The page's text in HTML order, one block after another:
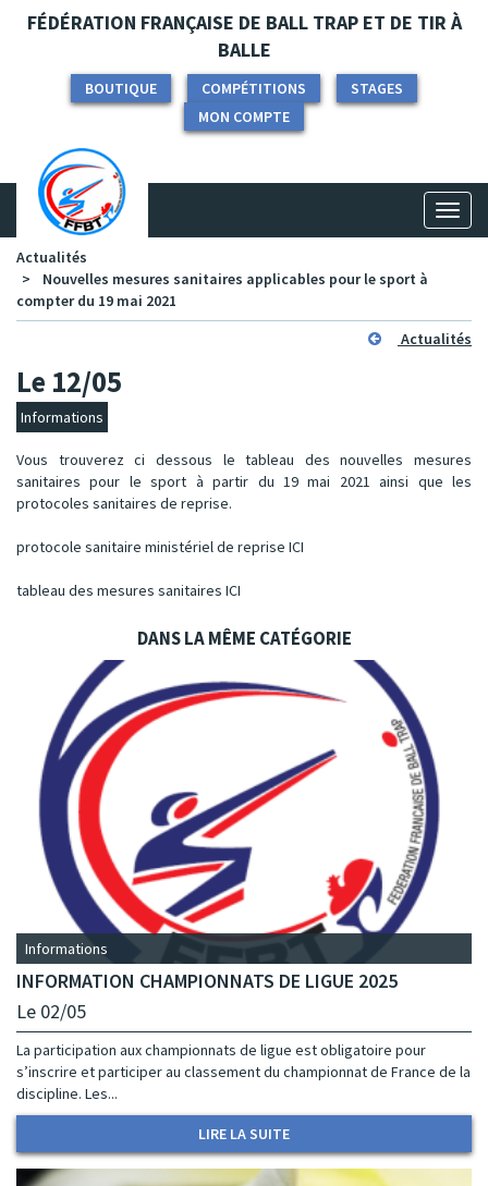
Panneau de gestion des cookies
FÉDÉRATION FRANÇAISE DE BALL TRAP ET DE TIR À
BALLE
BOUTIQUE COMPÉTITIONS
STAGES
MON COMPTE
Actualités
Nouvelles mesures sanitaires applicables pour le sport à
compter du 19 mai 2021
Actualités
Le 12/05
Informations
Vous trouverez ci dessous le tableau des nouvelles mesures
sanitaires pour le sport à partir du 19 mai 2021 ainsi que les
protocoles sanitaires de reprise.
protocole sanitaire ministériel de reprise ICI
tableau des mesures sanitaires ICI
DANS LA MÊME CATÉGORIE
Informations
INFORMATION CHAMPIONNATS DE LIGUE 2025
Le 02/05
La participation aux championnats de ligue est obligatoire pour
s’inscrire et participer au classement du championnat de France de la
discipline. Les...
LIRE LA SUITE